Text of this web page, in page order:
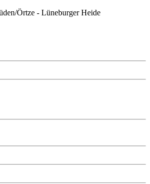
Örtze - Lüneburger Heide